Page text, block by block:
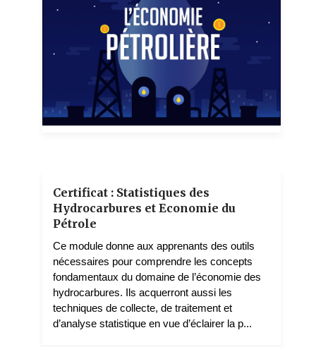
Certificat : Statistiques des
Hydrocarbures et Economie du
Pétrole
Ce module donne aux apprenants des outils
nécessaires pour comprendre les concepts
fondamentaux du domaine de l’économie des
hydrocarbures. Ils acquerront aussi les
techniques de collecte, de traitement et
d’analyse statistique en vue d’éclairer la p...